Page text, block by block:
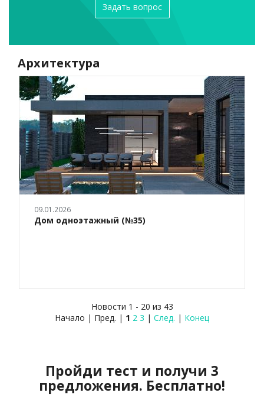
Задать вопрос
Архитектура
09.01.2026
Дом одноэтажный (№35)
Новости 1 - 20 из 43
Начало | Пред. | 1 2 3 | След. | Конец
Пройди тест и получи 3
предложения. Бесплатно!